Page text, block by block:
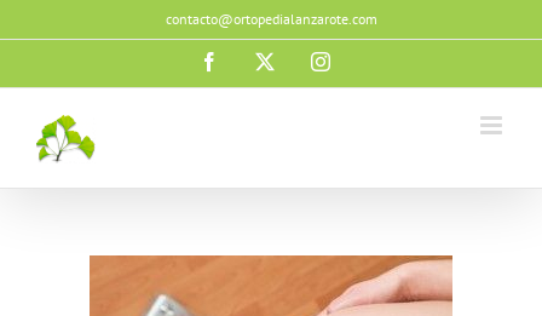
al
contacto@ortopedialanzarote.com
Facebook Instagram